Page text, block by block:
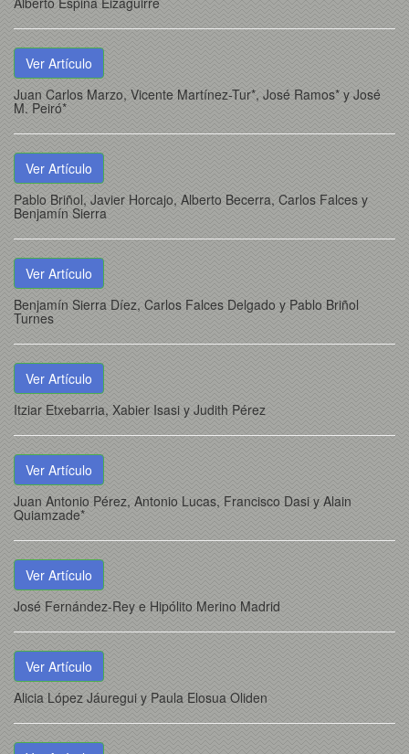
Ver Artículo
Juan Carlos Marzo, Vicente Martínez-Tur*, José Ramos* y José
M. Peiró*
Ver Artículo
Pablo Briñol, Javier Horcajo, Alberto Becerra, Carlos Falces y
Benjamín Sierra
Ver Artículo
Benjamín Sierra Díez, Carlos Falces Delgado y Pablo Briñol
Turnes
Ver Artículo
Itziar Etxebarria, Xabier Isasi y Judith Pérez
Ver Artículo
Juan Antonio Pérez, Antonio Lucas, Francisco Dasi y Alain
Quiamzade*
Ver Artículo
José Fernández-Rey e Hipólito Merino Madrid
Ver Artículo
Alicia López Jáuregui y Paula Elosua Oliden